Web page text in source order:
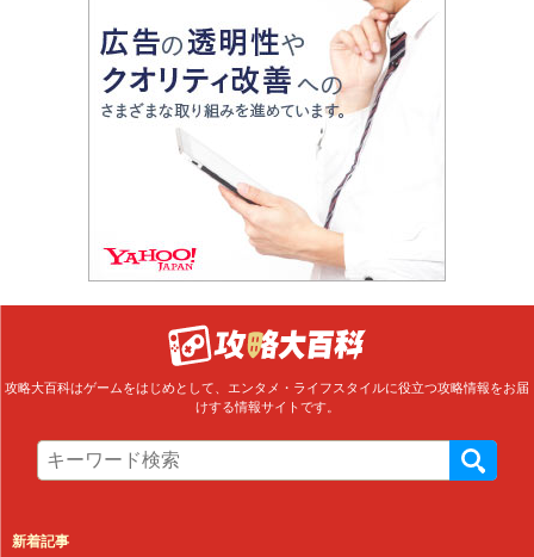
攻略大百科はゲームをはじめとして、エンタメ・ライフスタイルに役立つ攻略情報をお届
けする情報サイトです。
新着記事